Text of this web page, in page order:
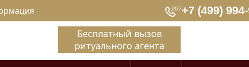
+7 (499)
Бесплатный вызов
ритуального агента